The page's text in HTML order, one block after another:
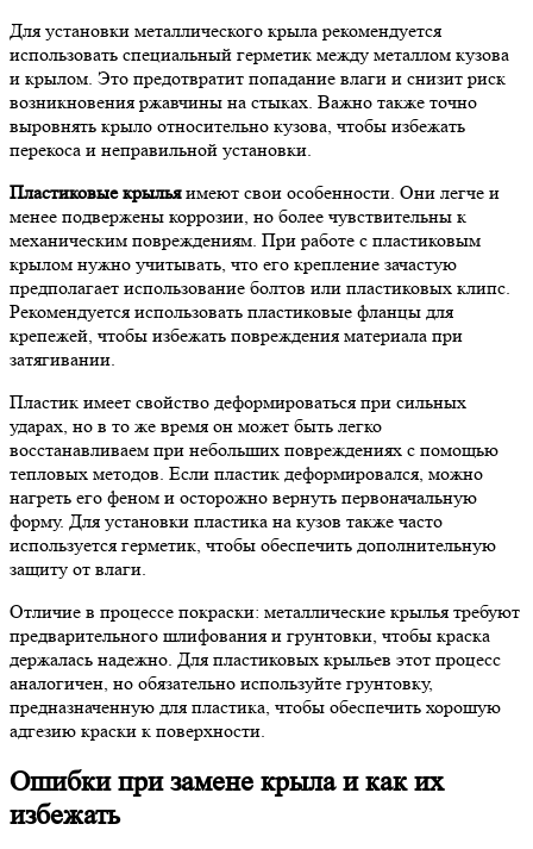
Для установки металлического крыла рекомендуется
использовать специальный герметик между металлом кузова
и крылом. Это предотвратит попадание влаги и снизит риск
возникновения ржавчины на стыках. Важно также точно
выровнять крыло относительно кузова, чтобы избежать
перекоса и неправильной установки.
Пластиковые крыльяимеют свои особенности. Они легче и
менее подвержены коррозии, но более чувствительны к
механическим повреждениям. При работе с пластиковым
крылом нужно учитывать, что его крепление зачастую
предполагает использование болтов или пластиковых клипс.
Рекомендуется использовать пластиковые фланцы для
крепежей, чтобы избежать повреждения материала при
затягивании.
Пластик имеет свойство деформироваться при сильных
ударах, но в то же время он может быть легко
восстанавливаем при небольших повреждениях с помощью
тепловых методов. Если пластик деформировался, можно
нагреть его феном и осторожно вернуть первоначальную
форму. Для установки пластика на кузов также часто
используется герметик, чтобы обеспечить дополнительную
защиту от влаги.
Отличие в процессе покраски: металлические крылья требуют
предварительного шлифования и грунтовки, чтобы краска
держалась надежно. Для пластиковых крыльев этот процесс
аналогичен, но обязательно используйте грунтовку,
предназначенную для пластика, чтобы обеспечить хорошую
адгезию краски к поверхности.
Ошибки при замене крыла и как их
избежать